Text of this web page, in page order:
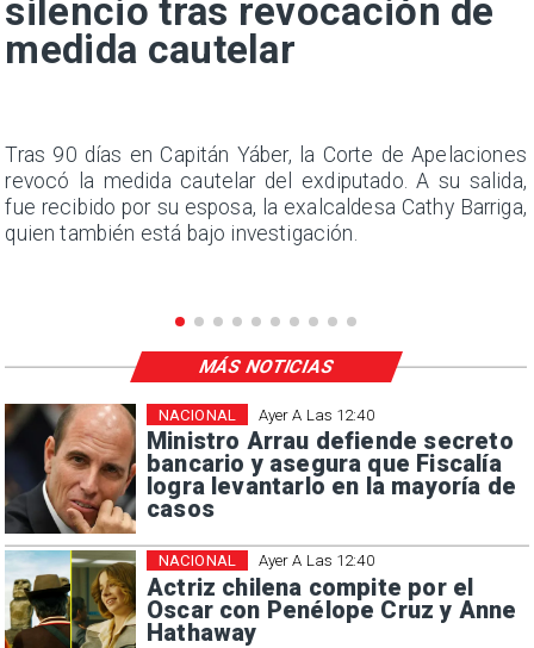
silencio tras revocación de
medida cautelar
Tras 90 días en Capitán Yáber, la Corte de Apelaciones
revocó la medida cautelar del exdiputado. A su salida,
fue recibido por su esposa, la exalcaldesa Cathy Barriga,
quien también está bajo investigación.
Ayer A Las 12:40
Ministro Arrau defiende secreto
bancario y asegura que Fiscalía
logra levantarlo en la mayoría de
casos
NACIONAL
Ayer A Las 12:40
Actriz chilena compite por el
Oscar con Penélope Cruz y Anne
Hathaway
NACIONAL
MÁS NOTICIAS